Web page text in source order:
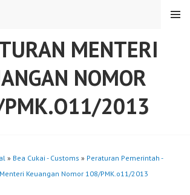
MENTERI
NOMOR
2013
MENU
» Bea Cukai - Customs » Peraturan Pemerintah -
Keuangan Nomor 108/PMK.o11/2013